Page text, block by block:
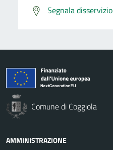
Segnala disservizio
Comune di Coggiola
AMMINISTRAZIONE